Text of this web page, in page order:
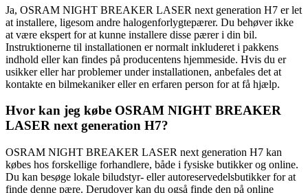
Ja, OSRAM NIGHT BREAKER LASER next generation H7 er let
at installere, ligesom andre halogenforlygtepærer. Du behøver ikke
at være ekspert for at kunne installere disse pærer i din bil.
Instruktionerne til installationen er normalt inkluderet i pakkens
indhold eller kan findes på producentens hjemmeside. Hvis du er
usikker eller har problemer under installationen, anbefales det at
kontakte en bilmekaniker eller en erfaren person for at få hjælp.
Hvor kan jeg købe OSRAM NIGHT BREAKER
LASER next generation H7?
OSRAM NIGHT BREAKER LASER next generation H7 kan
købes hos forskellige forhandlere, både i fysiske butikker og online.
Du kan besøge lokale biludstyr- eller autoreservedelsbutikker for at
finde denne pære. Derudover kan du også finde den på online